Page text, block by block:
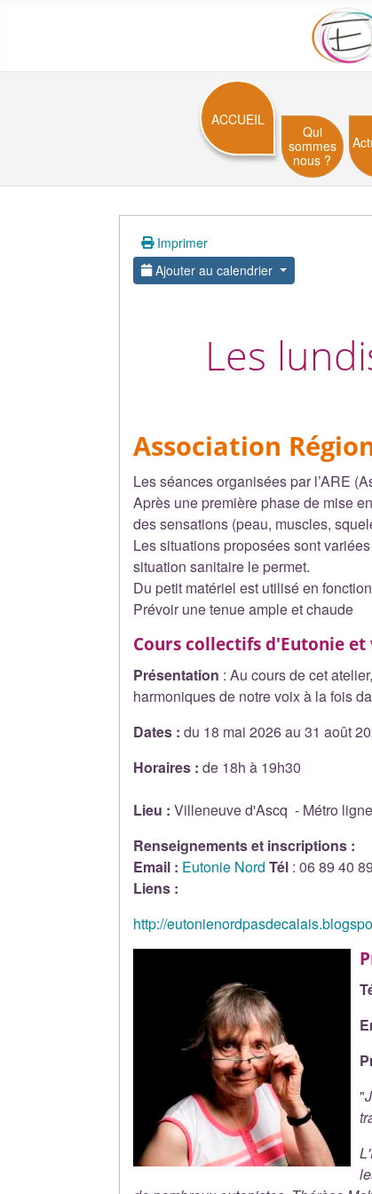
ACCUEIL
Qui
sommes
nous ?
Imprimer
Ajouter au calendrier
Les
Association
Les séances organisées par l’ARE
Après une première phase de mise
des sensations (peau, muscles,
Les situations proposées sont
situation sanitaire le permet.
Du petit matériel est utilisé en
Prévoir une tenue ample et chaude
Cours collectifs d'Eutonie
Présentation : Au cours de cet
harmoniques de notre voix à la fois
Dates :du 18 mai 2026 au 31 août
Horaires :de 18h à 19h30
Lieu : Villeneuve d'Ascq - Métro
Renseignements et inscriptions :
Email : Eutonie Nord Tél : 06 89 40
Liens :
http://
"